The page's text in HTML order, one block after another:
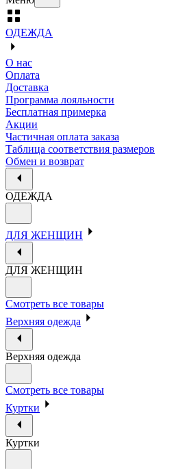
ОДЕЖДА
О нас
Оплата
Доставка
Программа лояльности
Бесплатная примерка
Акции
Частичная оплата заказа
Таблица соответствия размеров
Обмен и возврат
ОДЕЖДА
ДЛЯ ЖЕНЩИН
ДЛЯ ЖЕНЩИН
Смотреть все товары
Верхняя одежда
Верхняя одежда
Смотреть все товары
Куртки
Куртки